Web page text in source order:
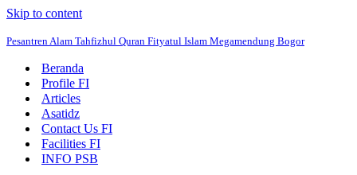
Skip to content
Pesantren Alam Tahfizhul Quran Fityatul Islam Megamendung Bogor
Beranda
Profile FI
Articles
Asatidz
Contact Us FI
Facilities FI
INFO PSB